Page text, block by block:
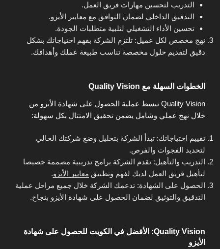
التدريب لتحسين مهارات فريق العمل.
التدقيق الداخلي لضمان التوافق مع معايير الأيزو.
تحسين الأداء التشغيلي لتلبية متطلبات الجودة.
نهج مخصص لكل عميل: تلتزم الشركة بفهم احتياجاتك بشكل
دقيق لتقديم حلول مخصصة تناسب طبيعة عملك وأهدافك.
الخطوات السهلة مع Quality Vision
Quality Vision تبسط عملية الحصول على شهادة الأيزو من
خلال نهج عملي وشامل يضمن تحقيق الامتثال بكل سهولة:
تقييم احتياجاتك: تبدأ الشركة بتحليل وضع شركتك الحالي
لتحديد الفجوات والفرص.
التدريب والتأهيل: تقدم الشركة برامج تدريبية مصممة خصيصا
لتأهيل فريق العمل لديك لفهم وتطبيق معايير الأيزو.
الحصول على الشهادة: تدعمك الشركة خلال جميع مراحل عملية
التدقيق والتوثيق لضمان الحصول على شهادة الأيزو بنجاح.
Quality Vision: الأفضل في الكويت للحصول على شهادة
الأيزو